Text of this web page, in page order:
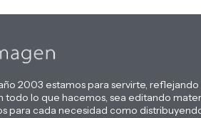
2003 estamos para servirte,
todo lo que hacemos, sea editando
para cada necesidad como